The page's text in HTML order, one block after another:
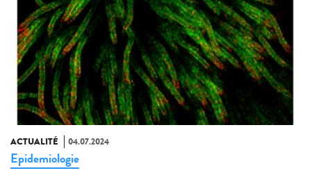
ACTUALITÉ 04.07.2024
Epidemiologie